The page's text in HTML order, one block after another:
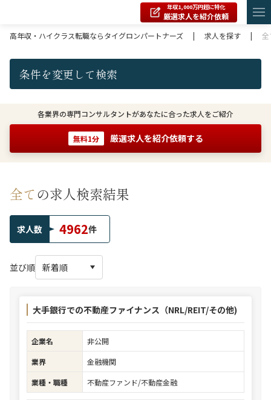
年収1,000万円超に特化
厳選求人を紹介依頼
高年収・ハイクラス転職ならタイグロンパートナーズ
| 求人を探す | 全
条件を変更して検索
各業界の専門コンサルタントがあなたに合った求人をご紹介
無料1分 厳選求人を紹介依頼する
全ての求人検索結果
求人数 4962件
並び順
大手銀行での不動産ファイナンス（NRL/REIT/その他)
企業名
非公開
業界
金融機関
業種・職種
不動産ファンド/不動産金融